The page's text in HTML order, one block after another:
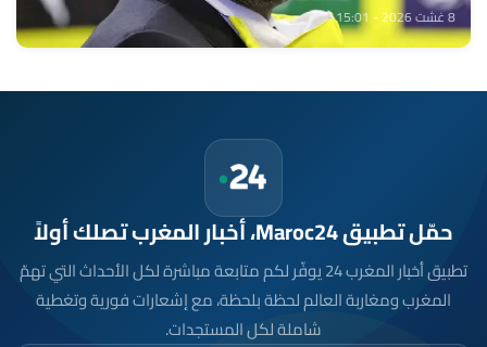
8 غشت 2026 - 15:01
حمّل تطبيق Maroc24، أخبار المغرب تصلك أولاً
تطبيق أخبار المغرب 24 يوفّر لكم متابعة مباشرة لكل الأحداث التي تهمّ
المغرب ومغاربة العالم لحظة بلحظة، مع إشعارات فورية وتغطية
شاملة لكل المستجدات.